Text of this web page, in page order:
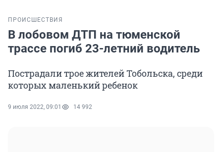
ПРОИСШЕСТВИЯ
В лобовом ДТП на тюменской
трассе погиб 23-летний водитель
Пострадали трое жителей Тобольска, среди
которых маленький ребенок
9 июля 2022, 09:01 14 992